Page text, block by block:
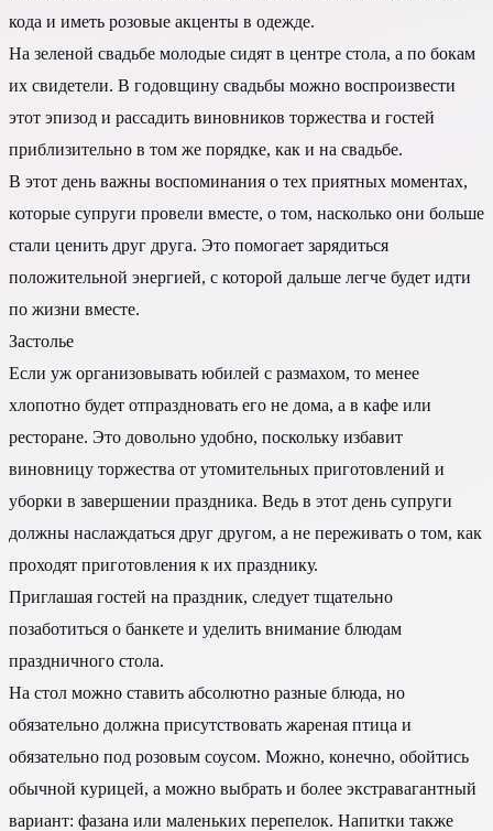
кода и иметь розовые акценты в одежде.
На зеленой свадьбе молодые сидят в центре стола, а по бокам
их свидетели. В годовщину свадьбы можно воспроизвести
этот эпизод и рассадить виновников торжества и гостей
приблизительно в том же порядке, как и на свадьбе.
В этот день важны воспоминания о тех приятных моментах,
которые супруги провели вместе, о том, насколько они больше
стали ценить друг друга. Это помогает зарядиться
положительной энергией, с которой дальше легче будет идти
по жизни вместе.
Застолье
Если уж организовывать юбилей с размахом, то менее
хлопотно будет отпраздновать его не дома, а в кафе или
ресторане. Это довольно удобно, поскольку избавит
виновницу торжества от утомительных приготовлений и
уборки в завершении праздника. Ведь в этот день супруги
должны наслаждаться друг другом, а не переживать о том, как
проходят приготовления к их празднику.
Приглашая гостей на праздник, следует тщательно
позаботиться о банкете и уделить внимание блюдам
праздничного стола.
На стол можно ставить абсолютно разные блюда, но
обязательно должна присутствовать жареная птица и
обязательно под розовым соусом. Можно, конечно, обойтись
обычной курицей, а можно выбрать и более экстравагантный
вариант: фазана или маленьких перепелок. Напитки также